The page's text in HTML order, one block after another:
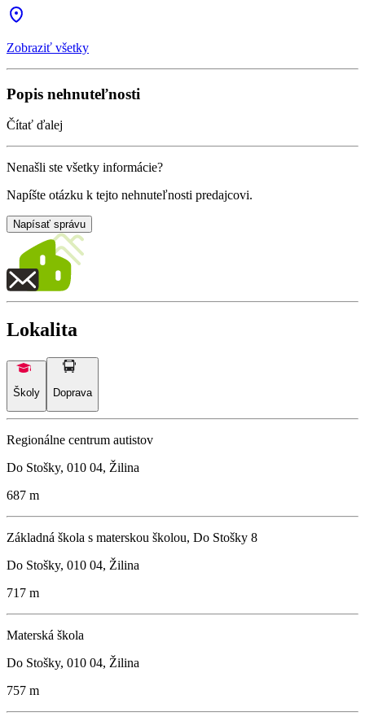
Zobraziť všetky
Popis nehnuteľnosti
Čítať ďalej
Nenašli ste všetky informácie?
Napíšte otázku k tejto nehnuteľnosti predajcovi.
Napísať správu
Lokalita
Školy Doprava
Regionálne centrum autistov
Do Stošky, 010 04, Žilina
687 m
Základná škola s materskou školou, Do Stošky 8
Do Stošky, 010 04, Žilina
717 m
Materská škola
Do Stošky, 010 04, Žilina
757 m